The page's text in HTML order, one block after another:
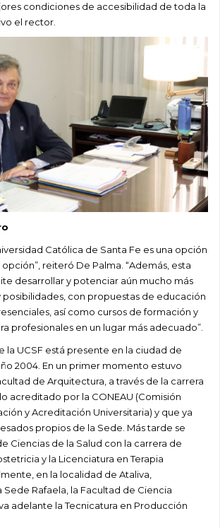
condiciones de accesibilidad de toda la
el rector.
Católica de Santa Fe es una opción
reiteró De Palma. “Además, esta
desarrollar y potenciar aún mucho más
posibilidades, con propuestas de educación
así como cursos de formación y
profesionales en un lugar más adecuado”.
la UCSF está presente en la ciudad de
2004. En un primer momento estuvo
de Arquitectura, a través de la carrera
acreditado por la CONEAU (Comisión
y Acreditación Universitaria) y que ya
propios de la Sede. Más tarde se
Ciencias de la Salud con la carrera de
y la Licenciatura en Terapia
en la localidad de Ataliva,
Rafaela, la Facultad de Ciencia
adelante la Tecnicatura en Producción